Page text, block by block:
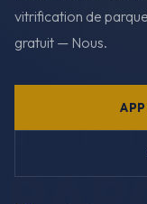
vitrification de
gratuit — Nous.